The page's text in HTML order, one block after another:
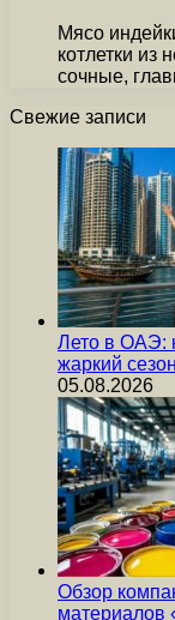
Мясо
котлетки из
сочные,
Свежие записи
Лето в ОАЭ:
жаркий сезон
05.08.2026
Обзор
материалов